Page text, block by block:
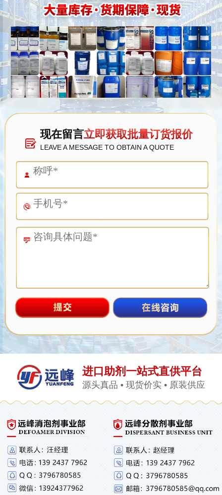
现在留言立即获取批量订货报价
LEAVE A MESSAGE TO OBTAIN A QUOTE
进口助剂一站式直供平台
源头真品 • 现货价实 • 原装供应